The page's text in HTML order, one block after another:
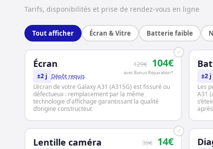
Tarifs, disponibilités et prise de rendez-vous en ligne
Tout afficher Écran & Vitre Batterie faible
✓
Écran 129€ 104€
avec Bonus Réparation*
±2 j Dépôt requis
L’écran de votre Galaxy A31 (A315G) est fissuré ou
défectueux : remplacement par la même
technologie d'affichage garantissant la qualité
d’origine constructeur.
±2 j
Les
A31
✓
Lentille caméra 39€ 14€